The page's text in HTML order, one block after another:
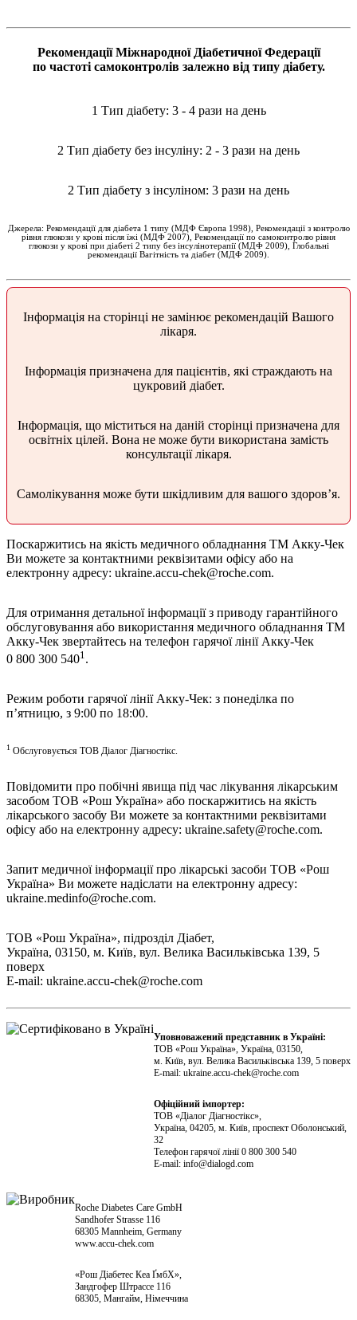
Рекомендації Міжнародної Діабетичної Федерації
по частоті самоконтролів залежно від типу діабету.
1 Тип діабету: 3 - 4 рази на день
2 Тип діабету без інсуліну: 2 - 3 рази на день
2 Тип діабету з інсуліном: 3 рази на день
Джерела: Рекомендації для діабета 1 типу (МДФ Європа 1998), Рекомендації з контролю
рівня глюкози у крові після їжі (МДФ 2007), Рекомендації по самоконтролю рівня
глюкози у крові при діабеті 2 типу без інсулінотерапії (МДФ 2009), Глобальні
рекомендації Вагітність та діабет (МДФ 2009).
Інформація на сторінці не замінює рекомендацій Вашого
лікаря.
Інформація призначена для пацієнтів, які страждають на
цукровий діабет.
Інформація, що міститься на даній сторінці призначена для
освітніх цілей. Вона не може бути використана замість
консультації лікаря.
Самолікування може бути шкідливим для вашого здоров’я.
Поскаржитись на якість медичного обладнання ТМ Акку-Чек
Ви можете за контактними реквізитами офісу або на
електронну адресу: ukraine.accu-chek@roche.com.
Для отримання детальної інформації з приводу гарантійного
обслуговування або використання медичного обладнання ТМ
Акку-Чек звертайтесь на телефон гарячої лінії Акку-Чек
0 800 300 5401 .
Режим роботи гарячої лінії Акку-Чек: з понеділка по
п’ятницю, з 9:00 по 18:00.
1 Обслуговується ТОВ Діалог Діагностікс.
Повідомити про побічні явища під час лікування лікарським
засобом ТОВ «Рош Україна» або поскаржитись на якість
лікарського засобу Ви можете за контактними реквізитами
офісу або на електронну адресу: ukraine.safety@roche.com.
Запит медичної інформації про лікарські засоби ТОВ «Рош
Україна» Ви можете надіслати на електронну адресу:
ukraine.medinfo@roche.com.
ТОВ «Рош Україна», підрозділ Діабет,
Україна, 03150, м. Київ, вул. Велика Васильківська 139, 5
поверх
E-mail: ukraine.accu-chek@roche.com
Уповноважений представник в Україні:
ТОВ «Рош Україна», Україна, 03150,
м. Київ, вул. Велика Васильківська 139, 5 поверх
E-mail: ukraine.accu-chek@roche.com
Офіційний імпортер:
ТОВ «Діалог Діагностікс»,
Україна, 04205, м. Київ, проспект Оболонський,
32
Телефон гарячої лінії 0 800 300 540
E-mail: info@dialogd.com
Roche Diabetes Care GmbH
Sandhofer Strasse 116
68305 Mannheim, Germany
www.accu-chek.com
«Рош Діабетес Кеа ҐмбХ»,
Зандгофер Штрассе 116
68305, Мангайм, Німеччина